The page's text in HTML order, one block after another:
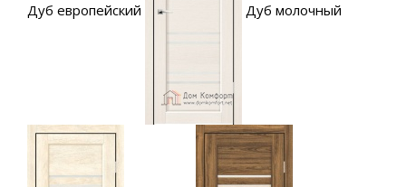
Дуб европейский Дуб молочный